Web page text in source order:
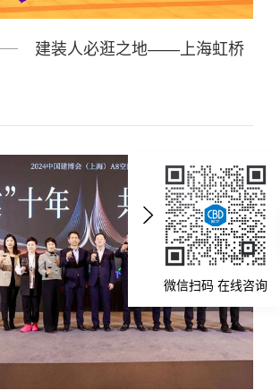
建装人必逛之地——上海虹桥
微信扫码 在线咨询